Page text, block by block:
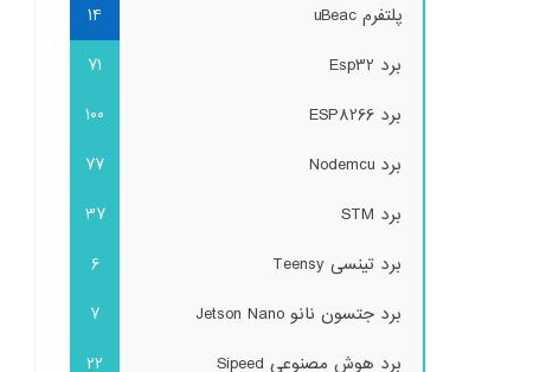
پلتفرم uBeac
14
برد Esp32
71
برد ESP8266
100
برد Nodemcu
77
برد STM
37
برد تینسی Teensy
6
برد جتسون نانو Jetson Nano
7
برد هوش مصنوعی Sipeed
22